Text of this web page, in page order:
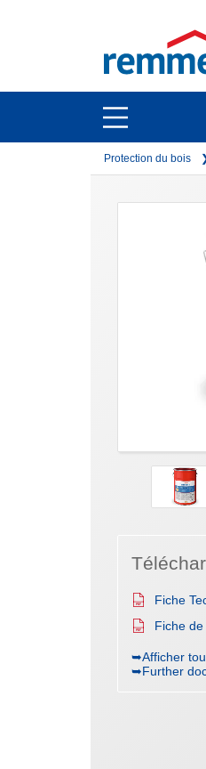
open
main
open
main
Protection du bois
Fiche
Fiche
➥Afficher
➥Further